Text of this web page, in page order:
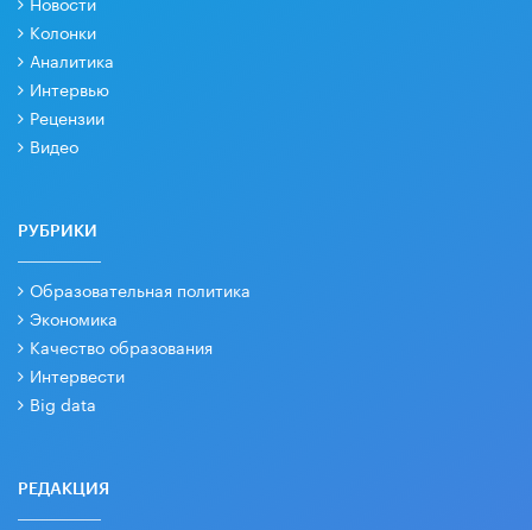
Колонки
Аналитика
Интервью
Рецензии
Видео
РУБРИКИ
Образовательная политика
Экономика
Качество образования
Интервести
Big data
РЕДАКЦИЯ